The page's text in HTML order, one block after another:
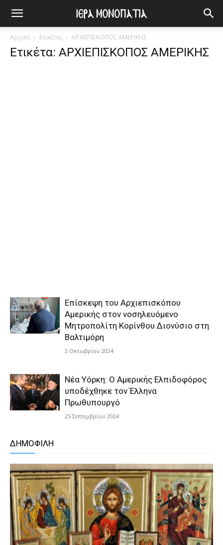
Αρχική Ετικέτες ΑΡΧΙΕΠΙΣΚΟΠΟΣ ΑΜΕΡΙΚΗΣ
Ετικέτα: ΑΡΧΙΕΠΙΣΚΟΠΟΣ ΑΜΕΡΙΚΗΣ
Επίσκεψη του Αρχιεπισκόπου
Αμερικής στον νοσηλευόμενο
Μητροπολίτη Κορίνθου Διονύσιο στη
Βαλτιμόρη
3 Οκτωβρίου 2024
Νέα Υόρκη: Ο Αμερικής Ελπιδοφόρος
υποδέχθηκε τον Έλληνα
Πρωθυπουργό
25 Σεπτεμβρίου 2024
ΔΗΜΟΦΙΛΗ